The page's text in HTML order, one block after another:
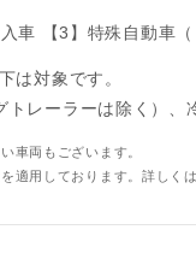
車 【3】特殊自動車
は対象です。
トレーラーは除く）
車両もございます。
適用しております。詳しく